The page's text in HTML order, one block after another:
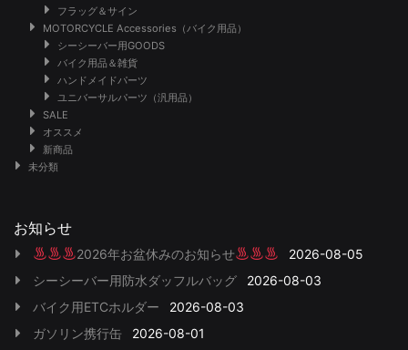
フラッグ＆サイン
MOTORCYCLE Accessories（バイク用品）
シーシーバー用GOODS
バイク用品＆雑貨
ハンドメイドパーツ
ユニバーサルパーツ（汎用品）
SALE
オススメ
新商品
未分類
お知らせ
2026年お盆休みのお知らせ
2026-08-05
シーシーバー用防水ダッフルバッグ
2026-08-03
バイク用ETCホルダー
2026-08-03
ガソリン携行缶
2026-08-01